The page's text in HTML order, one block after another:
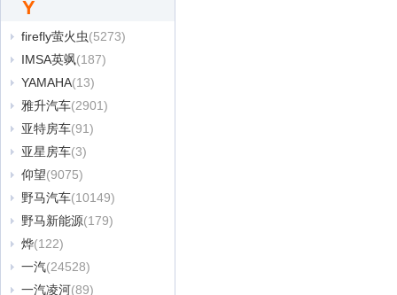
Y
firefly萤火虫(5273)
IMSA英飒(187)
YAMAHA(13)
雅升汽车(2901)
亚特房车(91)
亚星房车(3)
仰望(9075)
野马汽车(10149)
野马新能源(179)
烨(122)
一汽(24528)
一汽凌河(89)